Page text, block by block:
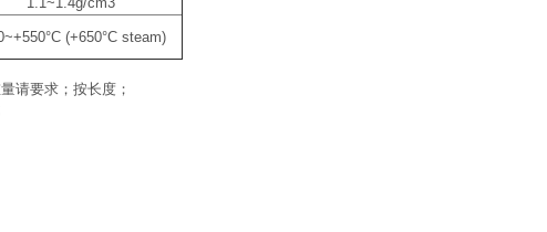
(+650°C steam)
请要求；按长度；